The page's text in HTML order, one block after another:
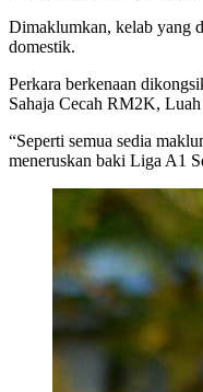
Dimaklumkan, kelab yang
domestik.
Perkara berkenaan
Sahaja Cecah RM2K,
“Seperti semua sedia
meneruskan baki Liga A1